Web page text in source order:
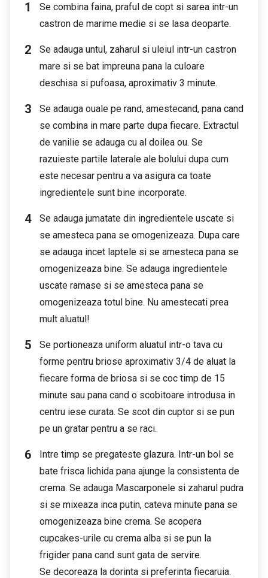
Se combina faina, praful de copt si sarea intr-un
castron de marime medie si se lasa deoparte.
Se adauga untul, zaharul si uleiul intr-un castron
mare si se bat impreuna pana la culoare
deschisa si pufoasa, aproximativ 3 minute.
Se adauga ouale pe rand, amestecand, pana cand
se combina in mare parte dupa fiecare. Extractul
de vanilie se adauga cu al doilea ou. Se
razuieste partile laterale ale bolului dupa cum
este necesar pentru a va asigura ca toate
ingredientele sunt bine incorporate.
Se adauga jumatate din ingredientele uscate si
se amesteca pana se omogenizeaza. Dupa care
se adauga incet laptele si se amesteca pana se
omogenizeaza bine. Se adauga ingredientele
uscate ramase si se amesteca pana se
omogenizeaza totul bine. Nu amestecati prea
mult aluatul!
Se portioneaza uniform aluatul intr-o tava cu
forme pentru briose aproximativ 3/4 de aluat la
fiecare forma de briosa si se coc timp de 15
minute sau pana cand o scobitoare introdusa in
centru iese curata. Se scot din cuptor si se pun
pe un gratar pentru a se raci.
Intre timp se pregateste glazura. Intr-un bol se
bate frisca lichida pana ajunge la consistenta de
crema. Se adauga Mascarponele si zaharul pudra
si se mixeaza inca putin, cateva minute pana se
omogenizeaza bine crema. Se acopera
cupcakes-urile cu crema alba si se pun la
frigider pana cand sunt gata de servire.
Se decoreaza la dorinta si preferinta fiecaruia.